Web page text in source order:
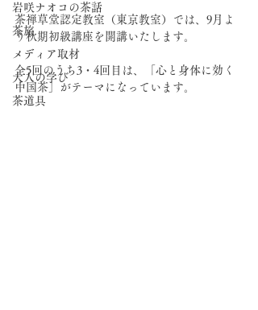
岩咲ナオコの茶話
茶旅
メディア取材
大人の学び
茶道具
茶禅草堂認定教室（東京教室）では、9月よ
り秋期初級講座を開講いたします。
全5回のうち3・4回目は、「心と身体に効く
中国茶」がテーマになっています。